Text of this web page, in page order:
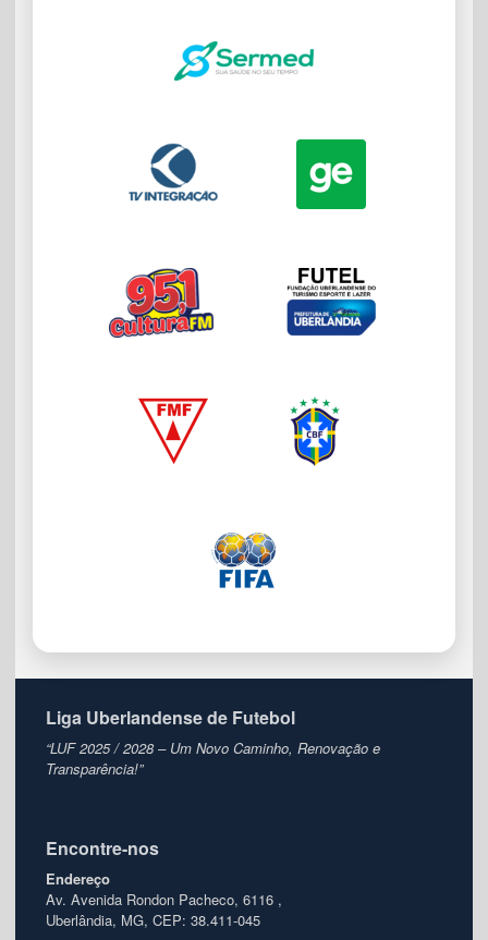
Liga Uberlandense de Futebol
“LUF 2025 / 2028 – Um Novo Caminho, Renovação e
Transparência!”
Encontre-nos
Endereço
Av. Avenida Rondon Pacheco, 6116 ,
Uberlândia, MG, CEP: 38.411-045